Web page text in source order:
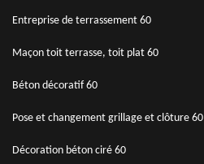
Entreprise de terrassement 60
Maçon toit terrasse, toit plat 60
Béton décoratif 60
Pose et changement grillage et clôture 60
Décoration béton ciré 60